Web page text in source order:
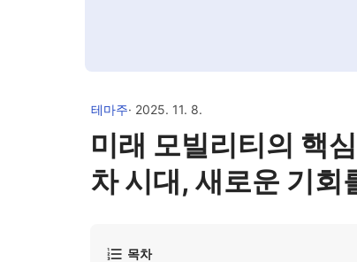
테마주· 2025. 11. 8.
미래 모빌리티의 핵
차 시대, 새로운 기회
목차